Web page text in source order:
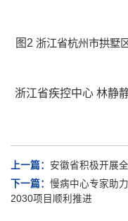
图2 浙江省杭州市拱墅
浙江省疾控中心 林静
上一篇： 安徽省积极开展
下一篇： 慢病中心专家助
2030项目顺利推进